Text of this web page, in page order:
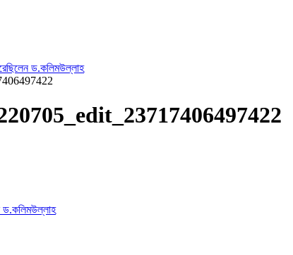
ড.কলিমউল্লাহ
ড.কলিমউল্লাহ